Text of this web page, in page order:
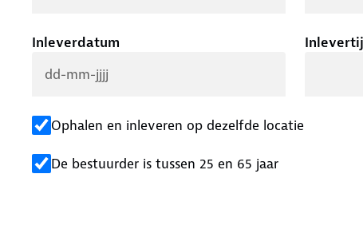
Inleverdatum
Ophalen en inleveren op dezelfde locatie
De bestuurder is tussen 25 en 65 jaar